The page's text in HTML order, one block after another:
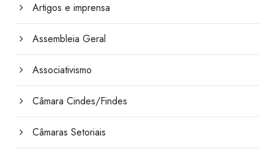
Artigos e imprensa
Assembleia Geral
Associativismo
Câmara Cindes/Findes
Câmaras Setoriais